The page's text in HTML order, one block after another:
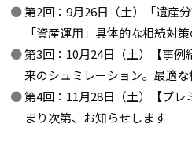
第2回：9月26日（土）「遺産
「資産運用」具体的な相続対
第3回：10月24日（土）【事
来のシュミレーション。最適
第4回：11月28日（土）【プ
まり次第、お知らせします